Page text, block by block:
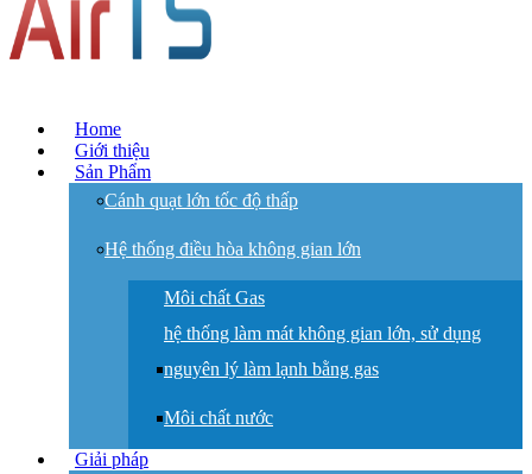
Home
Giới thiệu
Sản Phẩm
Cánh quạt lớn tốc độ thấp
Hệ thống điều hòa không gian lớn
Môi chất Gas
hệ thống làm mát không gian lớn, sử dụng
nguyên lý làm lạnh bằng gas
Môi chất nước
Giải pháp